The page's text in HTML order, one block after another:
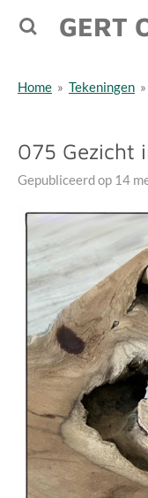
Ga
de
GERT
Home » Tekeningen »
075 Gezicht
Gepubliceerd op 14